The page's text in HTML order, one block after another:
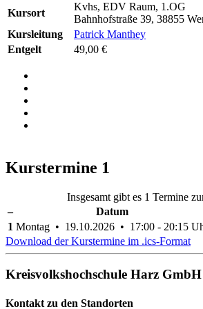
Kursort
Kvhs, EDV Raum, 1.OG
Bahnhofstraße 39, 38855
Kursleitung
Patrick Manthey
Entgelt
49,00 €
Kurstermine 1
Insgesamt gibt es 1 Termine
–
Datum
1 Montag • 19.10.2026 • 17:00 - 20:15
Download der Kurstermine im .ics-Format
Kreisvolkshochschule Harz GmbH
Kontakt zu den Standorten